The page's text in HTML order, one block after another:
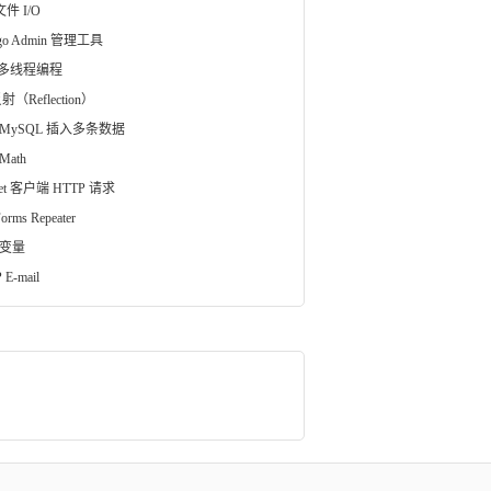
件 I/O
Admin 管理工具
线程编程
（Reflection）
插入多条数据
客户端 HTTP 请求
Repeater
量
E-mail